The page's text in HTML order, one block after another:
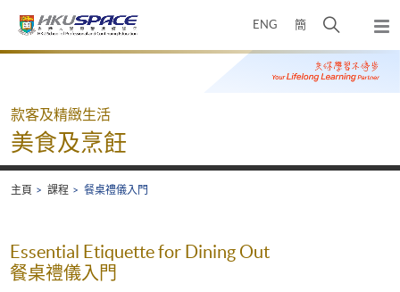
ENG 簡
開
搜
尋
彈
出
主
Main
款客及精緻生活
美食及烹飪
主頁 課程 餐桌禮儀入門
Essential Etiquette for Dining Out
餐桌禮儀入門